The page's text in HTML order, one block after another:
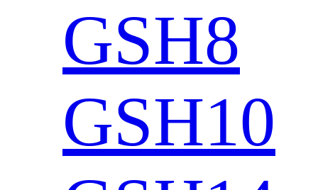
GSH8
GSH10